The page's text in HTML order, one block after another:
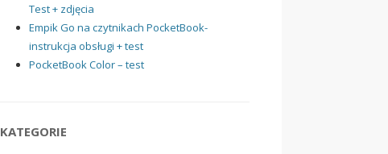
Test + zdjęcia
Empik Go na czytnikach PocketBook-
instrukcja obsługi + test
PocketBook Color – test
KATEGORIE